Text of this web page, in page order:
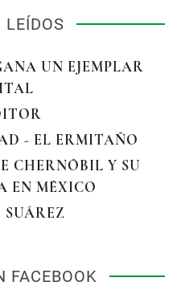
LEÍDOS
UN EJEMPLAR
- EL ERMITAÑO
CHERNÓBIL Y SU
EN MÉXICO
SUÁREZ
FACEBOOK